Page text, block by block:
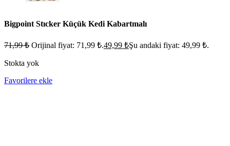
Bigpoint Stıcker Küçük Kedi Kabartmalı
71,99₺ Orijinal fiyat: 71,99 ₺.49,99 ₺Şu andaki fiyat: 49,99 ₺.
Stokta yok
Favorilere ekle